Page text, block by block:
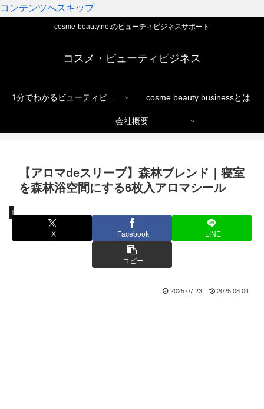
コンテンツへスキップ
cosme-beauty.netのビューティビジネスサポート
コスメ・ビューティビジネス
1分でわかるビューティビジネス cosme beauty businessとは
会社概要
【アロマdeスリープ】森林ブレンド｜寝室
を森林浴空間にする6枚入アロマシール
日本ジェニュイン株式会社
X Facebook LINE
コピー
2025.07.23 2025.08.04